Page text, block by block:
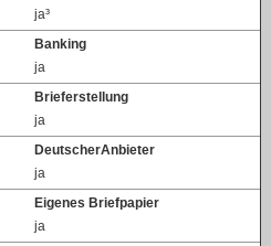
ja³
Banking
ja
Brieferstellung
ja
DeutscherAnbieter
ja
Eigenes Briefpapier
ja